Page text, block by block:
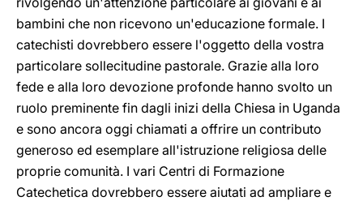
bambini che non ricevono un'educazione formale. I
catechisti dovrebbero essere l'oggetto della vostra
particolare sollecitudine pastorale. Grazie alla loro
fede e alla loro devozione profonde hanno svolto un
ruolo preminente fin dagli inizi della Chiesa in Uganda
e sono ancora oggi chiamati a offrire un contributo
generoso ed esemplare all'istruzione religiosa delle
proprie comunità. I vari Centri di Formazione
Catechetica dovrebbero essere aiutati ad ampliare e